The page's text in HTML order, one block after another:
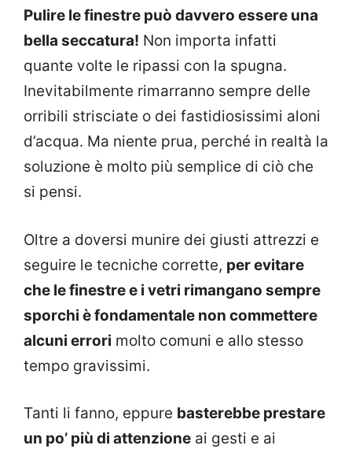
Pulire le finestre può davvero essere una
bella seccatura! Non importa infatti
quante volte le ripassi con la spugna.
Inevitabilmente rimarranno sempre delle
orribili strisciate o dei fastidiosissimi aloni
d’acqua. Ma niente prua, perché in realtà la
soluzione è molto più semplice di ciò che
si pensi.
Oltre a doversi munire dei giusti attrezzi e
seguire le tecniche corrette, per evitare
che le finestre e i vetri rimangano sempre
sporchi è fondamentale non commettere
alcuni errori molto comuni e allo stesso
tempo gravissimi.
Tanti li fanno, eppure basterebbe prestare
un po’ più di attenzione ai gesti e ai